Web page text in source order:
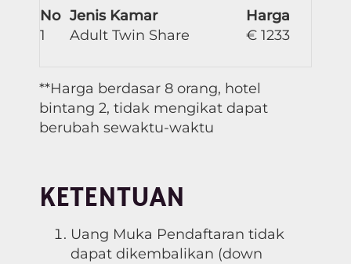
No Jenis Kamar
Harga
1
Adult Twin Share € 1233
**Harga berdasar 8 orang, hotel
bintang 2, tidak mengikat dapat
berubah sewaktu-waktu
KETENTUAN
Uang Muka Pendaftaran tidak
dapat dikembalikan (down